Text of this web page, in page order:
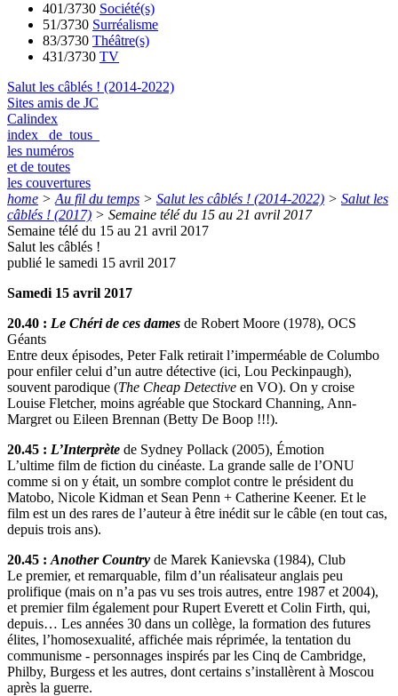
401/3730 Société(s)
51/3730 Surréalisme
83/3730 Théâtre(s)
431/3730 TV
Salut les câblés ! (2014-2022)
Sites amis de JC
Calindex
index de tous
les numéros
et de toutes
les couvertures
home > Au fil du temps > Salut les câblés ! (2014-2022) > Salut les
câblés ! (2017) > Semaine télé du 15 au 21 avril 2017
Semaine télé du 15 au 21 avril 2017
Salut les câblés !
publié le samedi 15 avril 2017
Samedi 15 avril 2017
20.40 : Le Chéri de ces dames de Robert Moore (1978), OCS
Géants
Entre deux épisodes, Peter Falk retirait l’imperméable de Columbo
pour enfiler celui d’un autre détective (ici, Lou Peckinpaugh),
souvent parodique (The Cheap Detective en VO). On y croise
Louise Fletcher, moins agréable que Stockard Channing, Ann-
Margret ou Eileen Brennan (Betty De Boop !!!).
20.45 : L’Interprète de Sydney Pollack (2005), Émotion
L’ultime film de fiction du cinéaste. La grande salle de l’ONU
comme si on y était, un sombre complot contre le président du
Matobo, Nicole Kidman et Sean Penn + Catherine Keener. Et le
film est un des rares de l’auteur à être inédit sur le câble (en tout cas,
depuis trois ans).
20.45 : Another Country de Marek Kanievska (1984), Club
Le premier, et remarquable, film d’un réalisateur anglais peu
prolifique (mais on n’a pas vu ses trois autres, entre 1987 et 2004),
et premier film également pour Rupert Everett et Colin Firth, qui,
depuis… Les années 30 dans un collège, la formation des futures
élites, l’homosexualité, affichée mais réprimée, la tentation du
communisme - personnages inspirés par les Cinq de Cambridge,
Philby, Burgess et les autres, dont certains s’installèrent à Moscou
après la guerre.